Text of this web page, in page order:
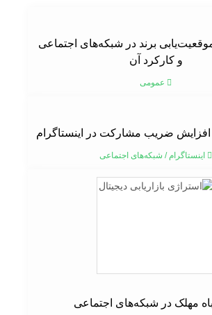
برند در شبکه‌های اجتماعی
و کارکرد آن
عمومی
اینستاگرام/شبکه‌های اجتماعی